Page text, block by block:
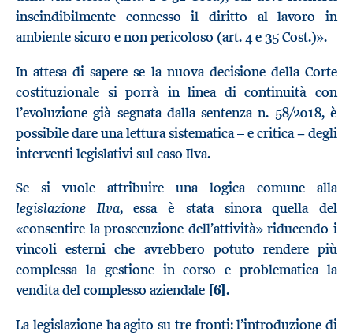
inscindibilmente connesso il diritto al lavoro in
ambiente sicuro e non pericoloso (art. 4 e 35 Cost.)».
In attesa di sapere se la nuova decisione della Corte
costituzionale si porrà in linea di continuità con
l’evoluzione già segnata dalla sentenza n. 58/2018, è
possibile dare una lettura sistematica – e critica − degli
interventi legislativi sul caso Ilva.
Se si vuole attribuire una logica comune alla
legislazione Ilva, essa è stata sinora quella del
«consentire la prosecuzione dell’attività» riducendo i
vincoli esterni che avrebbero potuto rendere più
complessa la gestione in corso e problematica la
vendita del complesso aziendale [6].
La legislazione ha agito su tre fronti: l’introduzione di